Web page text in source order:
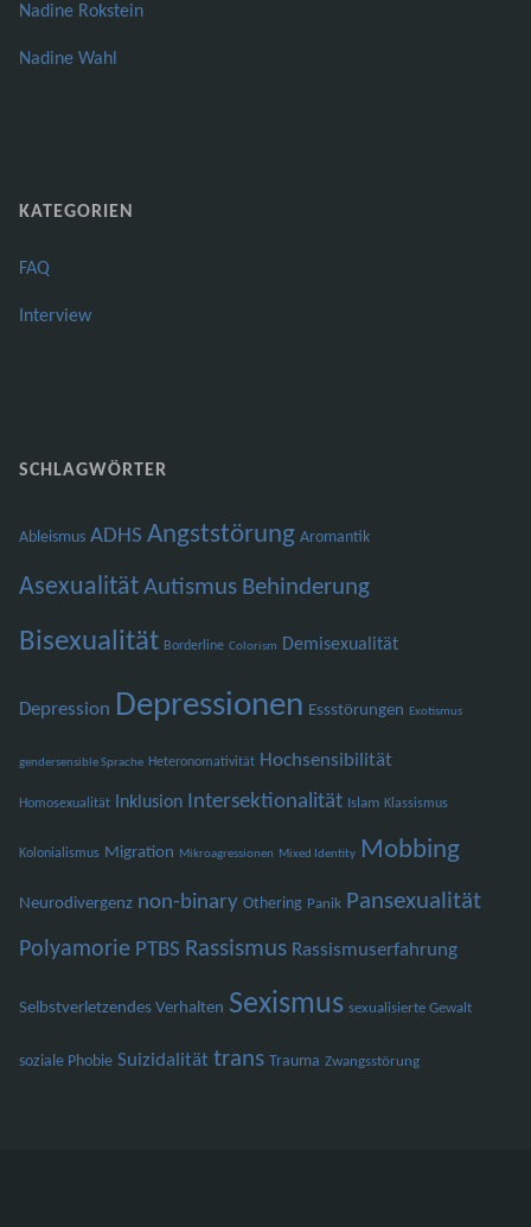
Nadine Rokstein
Nadine Wahl
KATEGORIEN
FAQ
Interview
SCHLAGWÖRTER
Ableismus ADHS Angststörung Aromantik
AsexualitätAutismus Behinderung
Bisexualität Borderline Colorism Demisexualität
Depression Depressionen Essstörungen Exotismus
gendersensible Sprache Heteronomativität Hochsensibilität
Homosexualität Inklusion Intersektionalität Islam Klassismus
Kolonialismus Migration Mikroagressionen Mixed Identity Mobbing
Neurodivergenz non-binary Othering Panik Pansexualität
Polyamorie PTBS Rassismus Rassismuserfahrung
Selbstverletzendes Verhalten Sexismus sexualisierte Gewalt
soziale Phobie Suizidalität trans Trauma Zwangsstörung